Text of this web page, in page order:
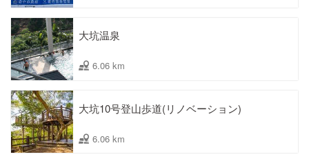
大坑温泉
6.06 km
大坑10号登山歩道(リノベーション)
6.06 km